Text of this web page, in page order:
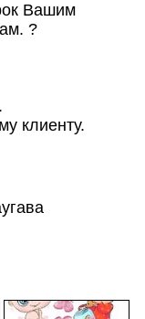
Вашим
?
клиенту.